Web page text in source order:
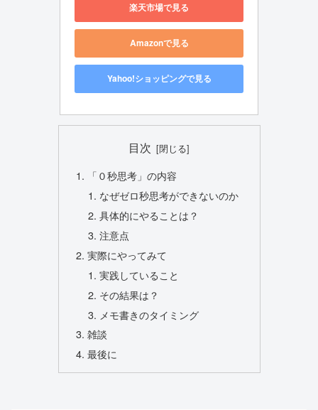
楽天市場で見る
Amazonで見る
Yahoo!ショッピングで見る
目次
「０秒思考」の内容
なぜゼロ秒思考ができないのか
具体的にやることは？
注意点
実際にやってみて
実践していること
その結果は？
メモ書きのタイミング
雑談
最後に